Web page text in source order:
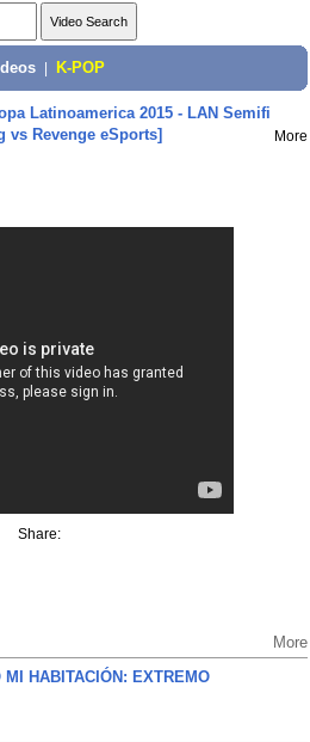
K-POP
Latinoamerica 2015 - LAN Semifi
vs Revenge eSports]
More
Share:
More
MI HABITACIÓN: EXTREMO